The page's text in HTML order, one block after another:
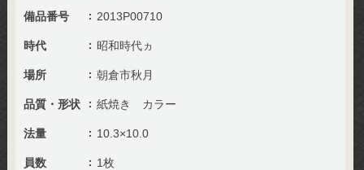
備品番号 2013P00710
時代 昭和時代ヵ
場所 朝倉市秋月
品質・形状 紙焼き カラー
法量 10.3×10.0
員数 1枚